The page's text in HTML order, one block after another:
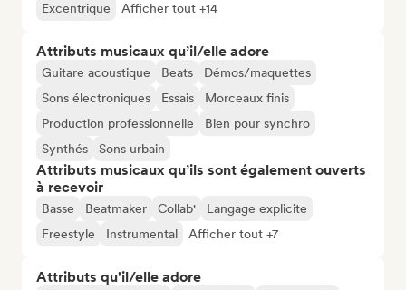
Excentrique
Afficher tout +14
Attributs musicaux qu’il/elle adore
Guitare acoustique Beats
Démos/maquettes
Sons électroniques
Essais
Morceaux finis
Production professionnelle
Bien pour synchro
Synthés
Sons urbain
Attributs musicaux qu’ils sont également ouverts
à recevoir
Basse Beatmaker Collab'
Langage explicite
Freestyle
Instrumental Afficher tout +7
Attributs qu'il/elle adore